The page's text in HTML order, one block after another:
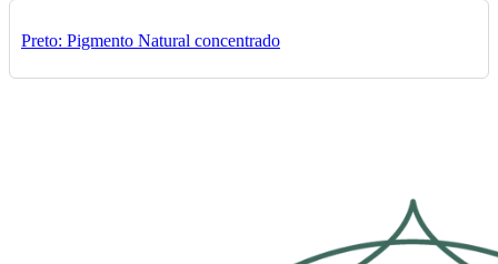
Preto: Pigmento Natural concentrado